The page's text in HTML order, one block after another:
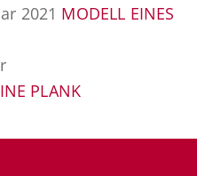
2021 MODELL EINES
PLANK